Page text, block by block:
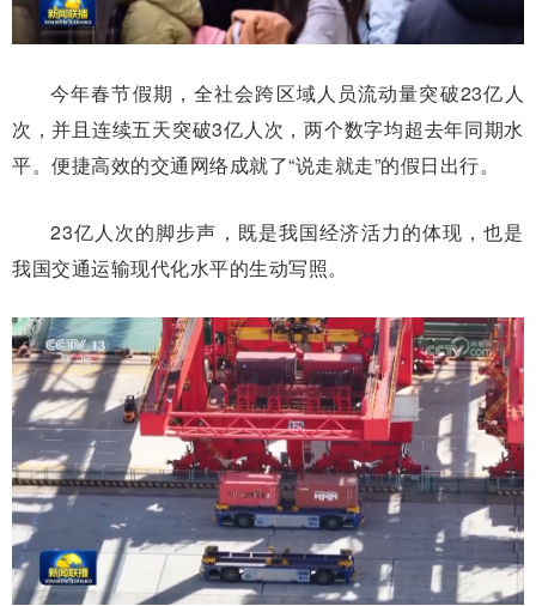
今年春节假期，全社会跨区域人员流动量突破23亿人
次，并且连续五天突破3亿人次，两个数字均超去年同期水
平。便捷高效的交通网络成就了“说走就走”的假日出行。
23亿人次的脚步声，既是我国经济活力的体现，也是
我国交通运输现代化水平的生动写照。